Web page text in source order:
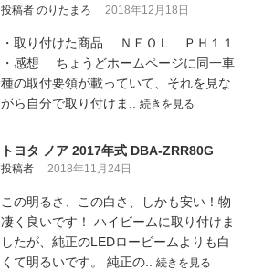
投稿者 のりたまろ 2018年12月18日
・取り付けた商品 ＮＥＯＬ ＰＨ１１
・感想 ちょうどホームページに同一車
種の取付要領が載っていて、それを見な
がら自分で取り付けま.. 続きを見る
トヨタ ノア 2017年式 DBA-ZRR80G
投稿者 2018年11月24日
この明るさ、この白さ、しかも安い！物
凄く良いです！ ハイビームに取り付けま
したが、純正のLEDロービームよりも白
くて明るいです。 純正の.. 続きを見る